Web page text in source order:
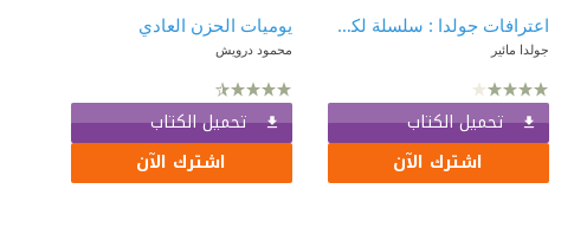
اعترافات جولدا : سلسلة لكي نفهم
جولدا مائير
تحميل الكتاب
اشترك الآن
يوميات الحزن العادي
محمود درويش
تحميل الكتاب
اشترك الآن